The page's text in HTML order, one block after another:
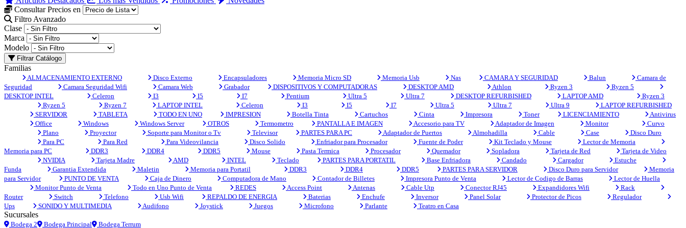
Consultar Precios en
Filtro Avanzado
Clase
Marca
Modelo
Filtrar Catálogo
Familias
ALMACENAMIENTO EXTERNO Disco Externo Encapsuladores Memoria Micro SD Memoria Usb Nas CAMARA Y SEGURIDAD Balun
Camara de
Seguridad
Camara Seguridad Wifi Camara Web Grabador DISPOSITIVOS Y COMPUTADORAS DESKTOP AMD Athlon Ryzen 3
Ryzen 5
DESKTOP INTEL
Celeron I3 I5 I7 Pentium Ultra 5 Ultra 7 DESKTOP REFURBISHED LAPTOP AMD
Ryzen 3
Ryzen 5
Ryzen 7 LAPTOP INTEL Celeron I3 I5 I7 Ultra 5 Ultra 7 Ultra 9
LAPTOP REFURBISHED
SERVIDOR
TABLETA TODO EN UNO IMPRESION Botella Tinta Cartuchos Cinta Impresora Toner LICENCIAMIENTO
Antivirus
Office
Windows Windows Server OTROS Termometro PANTALLA E IMAGEN Accesorio para TV Adaptador de Imagen Monitor
Curvo
Plano
Proyector Soporte para Monitor o Tv Televisor PARTES PARA PC Adaptador de Puertos Almohadilla Cable Case
Disco Duro
Para PC
Para Red Para Videovilancia Disco Solido Enfriador para Procesador Fuente de Poder Kit Teclado y Mouse
Lector de Memoria
Memoria para PC
DDR3 DDR4 DDR5 Mouse Pasta Termica Procesador Quemador Sopladora Tarjeta de Red
Tarjeta de Video
NVIDIA
Tarjeta Madre AMD INTEL Teclado PARTES PARA PORTATIL Base Enfriadora Candado Cargador
Estuche
Funda
Garantia Extendida Maletin Memoria para Portatil DDR3 DDR4 DDR5 PARTES PARA SERVIDOR Disco Duro para Servidor
Memoria
para Servidor
PUNTO DE VENTA Caja de Dinero Computadora de Mano Contador de Billetes Impresora Punto de Venta Lector de Codigo de Barras
Lector de Huella
Monitor Punto de Venta
Todo en Uno Punto de Venta REDES Access Point Antenas Cable Utp Conector RJ45 Expandidores Wifi
Rack
Router
Switch Telefono Usb Wifi REPALDO DE ENERGIA Baterias Enchufe Inversor Panel Solar Protector de Picos
Regulador
Ups
SONIDO Y MULTIMEDIA Audifono Joystick Juegos Microfono Parlante Teatro en Casa
Sucursales
Bodega 2 Bodega Principal Bodega Terrum